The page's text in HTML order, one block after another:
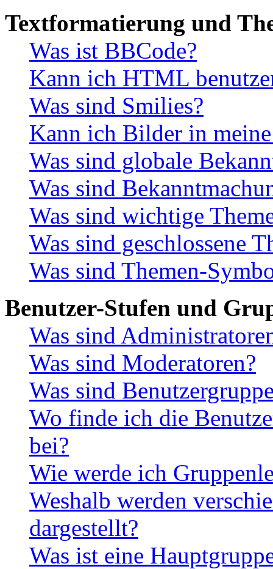
Textformatierung und
Was ist BBCode?
Kann ich HTML
Was sind Smilies?
Kann ich Bilder in
Was sind globale
Was sind
Was sind wichtige
Was sind geschlossene
Was sind Themen-
Benutzer-Stufen und
Was sind
Was sind Moderatoren?
Was sind
Wo finde ich die
bei?
Wie werde ich
Weshalb werden
dargestellt?
Was ist eine